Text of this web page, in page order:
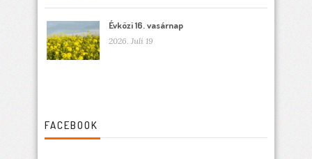
Évközi 16. vasárnap
2026. Juli 19
FACEBOOK